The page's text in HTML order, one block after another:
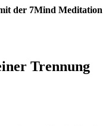
der 7Mind Meditation
Trennung